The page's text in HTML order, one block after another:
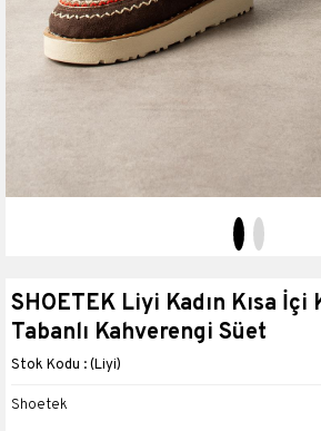
SHOETEK Liyi Kadın Kısa
Tabanlı Kahverengi Süet
(Liyi)
Shoetek